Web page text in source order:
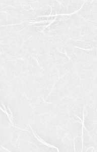
更新 08/08
6
間取り：1LDK